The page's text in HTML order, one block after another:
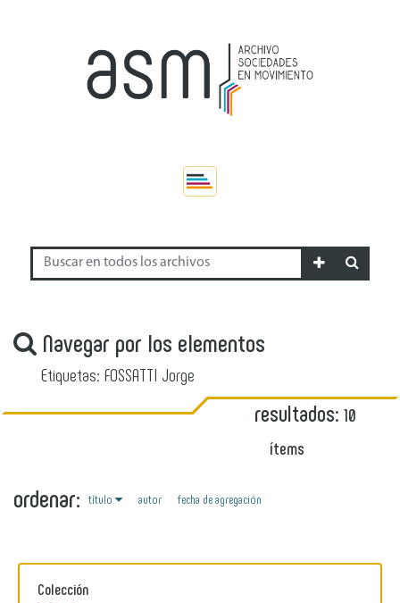
Navegar por los elementos
Etiquetas: FOSSATTI Jorge
resultados: 10
ítems
ordenar: título autor fecha de agregación
Colección